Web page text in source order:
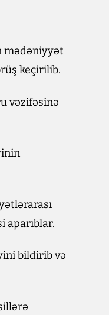
mədəniyyət
keçirilib.
vəzifəsinə
aparıblar.
bildirib və